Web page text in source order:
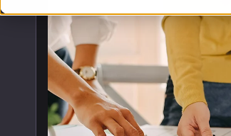
HubSpot maatwerk